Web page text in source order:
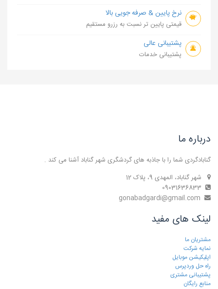
نرخ پایین & صرفه جویی بالا
قیمتی پایین تر نسبت به رزرو مستقیم
پشتیبانی عالی
پشتیبانی خدمات
درباره ما
گنابادگردی شما را با جاذبه های گردشگری شهر گناباد آشنا می کند .
شهر گناباد، المهدی 9، پلاک 12
لینک های مفید
مشتریان ما
نمایه شرکت
اپلیکیشن موبایل
راه حل وردپرس
پشتیبانی مشتری
منابع رایگان